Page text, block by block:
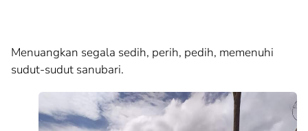
Menuangkan segala sedih, perih, pedih, memenuhi
sudut-sudut sanubari.